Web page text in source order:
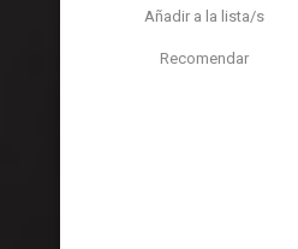
Añadir a la lista/s
Recomendar